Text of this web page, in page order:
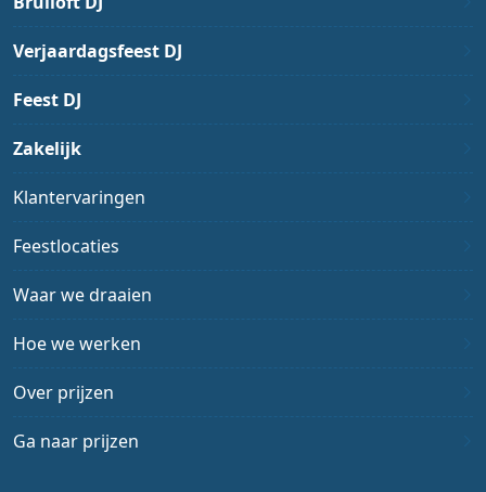
Verjaardagsfeest DJ
Feest DJ
Zakelijk
Klantervaringen
Feestlocaties
Waar we draaien
Hoe we werken
Over prijzen
Ga naar prijzen